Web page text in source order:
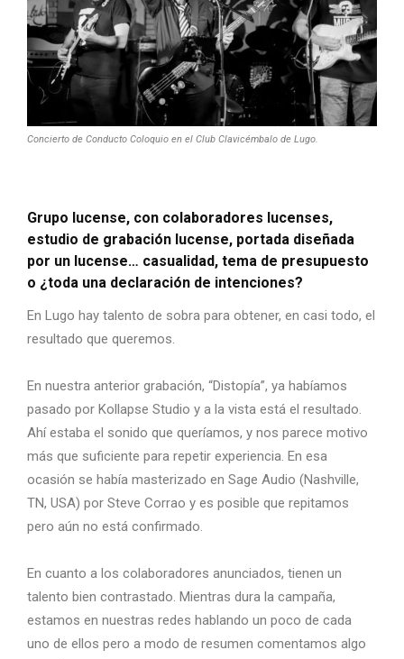
Concierto de Conducto Coloquio en el Club Clavicémbalo de Lugo.
Grupo lucense, con colaboradores lucenses,
estudio de grabación lucense, portada diseñada
por un lucense… casualidad, tema de presupuesto
o ¿toda una declaración de intenciones?
En Lugo hay talento de sobra para obtener, en casi todo, el
resultado que queremos.
En nuestra anterior grabación, “Distopía”, ya habíamos
pasado por Kollapse Studio y a la vista está el resultado.
Ahí estaba el sonido que queríamos, y nos parece motivo
más que suficiente para repetir experiencia. En esa
ocasión se había masterizado en Sage Audio (Nashville,
TN, USA) por Steve Corrao y es posible que repitamos
pero aún no está confirmado.
En cuanto a los colaboradores anunciados, tienen un
talento bien contrastado. Mientras dura la campaña,
estamos en nuestras redes hablando un poco de cada
uno de ellos pero a modo de resumen comentamos algo